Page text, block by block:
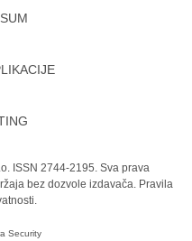
ISSN 2744-2195. Sva prava
bez dozvole izdavača. Pravila
Security